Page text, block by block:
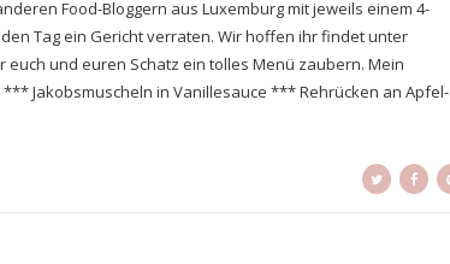
Food-Bloggern aus Luxemburg mit jeweils einem 4-
Tag ein Gericht verraten. Wir hoffen ihr findet unter
und euren Schatz ein tolles Menü zaubern. Mein
Jakobsmuscheln in Vanillesauce *** Rehrücken an Apfel-